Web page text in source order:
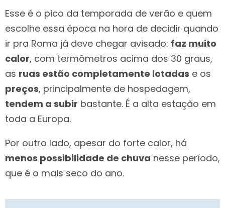
Esse é o pico da temporada de verão e quem
escolhe essa época na hora de decidir quando
ir pra Roma já deve chegar avisado: faz muito
calor, com termômetros acima dos 30 graus,
as ruas estão completamente lotadas e os
preços, principalmente de hospedagem,
tendem a subir bastante. É a alta estação em
toda a Europa.
Por outro lado, apesar do forte calor, há
menos possibilidade de chuva nesse período,
que é o mais seco do ano.